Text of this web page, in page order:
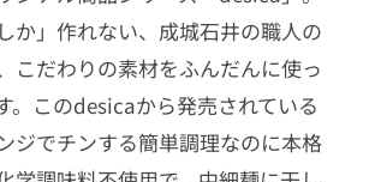
か」作れない、成城石井の職人の
こだわりの素材をふんだんに使っ
。このdesicaから発売されている
ジでチンする簡単調理なのに本格